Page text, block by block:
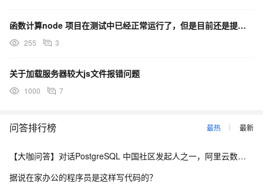
函数计算node 项目在测试中已经正常运行了，但是目前还是提示服务器错误无法访问，是哪儿存在问题？
255 3
关于加载服务器较大js文件报错问题
1000 7
问答排行榜 最热 最新
【大咖问答】对话PostgreSQL 中国社区发起人之一，阿里云数据库高级专家 德哥
据说在家办公的程序员是这样写代码的？